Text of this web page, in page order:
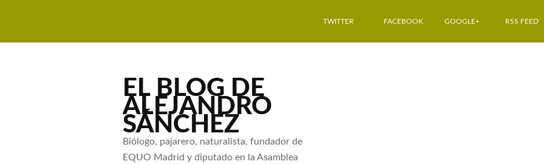
TWITTER FACEBOOK GOOGLE+ RSS FEED
EL BLOG DE
ALEJANDRO
SÁNCHEZ
Biólogo, pajarero, naturalista, fundador de
EQUO Madrid y diputado en la Asamblea